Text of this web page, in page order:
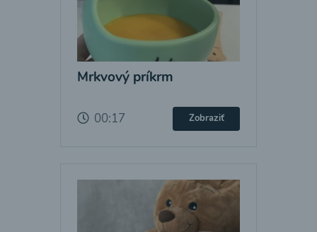
Mrkvový príkrm
00:17 Zobraziť